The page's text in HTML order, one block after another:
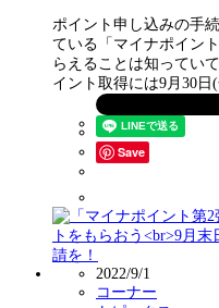
ポイント申し込みの手
ている「マイナポイン
らえることは知ってい
イント取得には9月30
Save
2022/9/1
コーナー